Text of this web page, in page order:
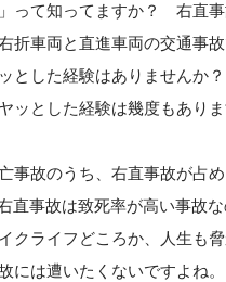
」って知ってますか？ 右直
折車両と直進車両の交通事
とした経験はありませんか
ッとした経験は幾度もありま
事故のうち、右直事故が占
直事故は致死率が高い事故な
クライフどころか、人生も
には遭いたくないですよね。